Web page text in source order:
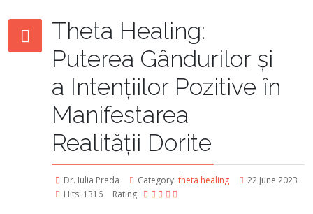
Theta Healing:
Puterea Gândurilor și
a Intențiilor Pozitive în
Manifestarea
Realității Dorite
Dr. Iulia Preda Category: theta healing
22 June 2023
Hits: 1316
Rating: